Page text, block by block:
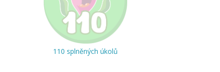
110 splněných úkolů